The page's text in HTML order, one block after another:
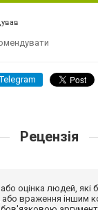
Telegram
Рецензія
або оцінка людей, які
або враження іншим